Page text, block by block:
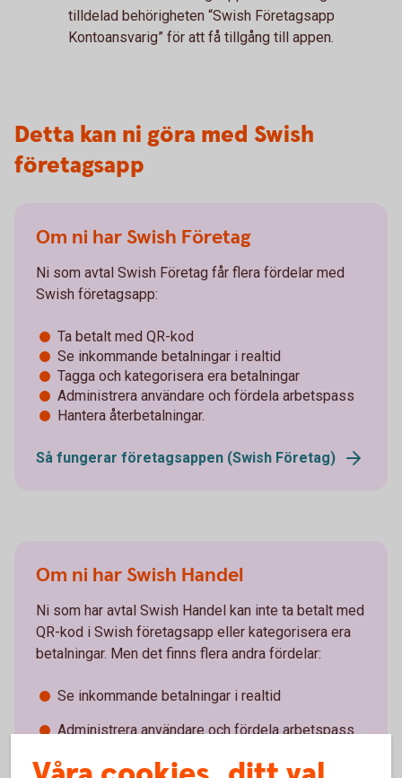
tilldelad behörigheten “Swish Företagsapp
Kontoansvarig” för att få tillgång till appen.
Detta kan ni göra med Swish
företagsapp
Om ni har Swish Företag
Ni som avtal Swish Företag får flera fördelar med
Swish företagsapp:
Ta betalt med QR-kod
Se inkommande betalningar i realtid
Tagga och kategorisera era betalningar
Administrera användare och fördela arbetspass
Hantera återbetalningar.
Så fungerar företagsappen (Swish Företag)
Om ni har Swish Handel
Ni som har avtal Swish Handel kan inte ta betalt med
QR-kod i Swish företagsapp eller kategorisera era
betalningar. Men det finns flera andra fördelar:
Se inkommande betalningar i realtid
Administrera användare och fördela arbetspass
Hantera återbetalningar.